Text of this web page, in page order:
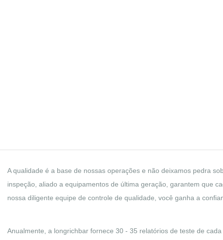
A qualidade é a base de nossas operações e não deixamos pedra
inspeção, aliado a equipamentos de última geração, garantem que
nossa diligente equipe de controle de qualidade, você ganha a
Anualmente, a longrichbar fornece 30 - 35 relatórios de teste de